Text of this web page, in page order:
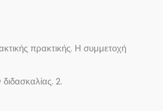
πρακτικής. Η συμμετοχή
2.